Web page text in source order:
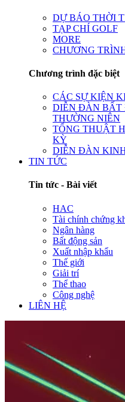
DỰ BÁO THỜI
TẠP CHÍ GOLF
MORE
CHƯƠNG
Chương trình đặc biệt
CÁC SỰ KIỆN
DIỄN ĐÀN BẤT
THƯỜNG NIÊN
TỔNG THUẬT
KỲ
DIỄN ĐÀN
TIN TỨC
Tin tức - Bài viết
HAC
Tài chính chứng
Ngân hàng
Bất động sản
Xuất nhập khẩu
Thế giới
Giải trí
Thể thao
Công nghệ
LIÊN HỆ